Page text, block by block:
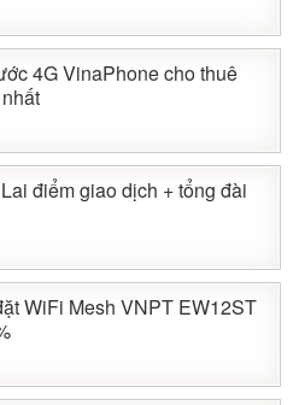
4G VinaPhone cho thuê
điểm giao dịch + tổng đài
WiFi Mesh VNPT EW12ST